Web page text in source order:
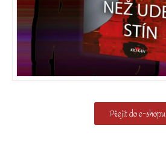
Přejít do e-shopu